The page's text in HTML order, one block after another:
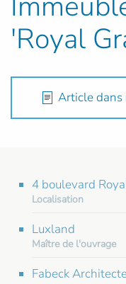
'Royal
Article dans
4 boulevard
Localisation
Luxland
Maître de l'ouvrage
Fabeck